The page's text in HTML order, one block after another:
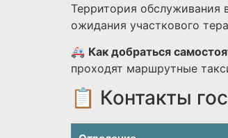
Территория обслуживания
ожидания участкового
🚑 Как добраться
проходят маршрутные
📋 Контакты